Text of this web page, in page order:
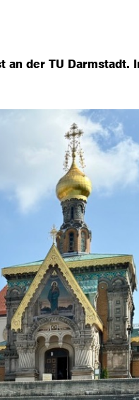
an der TU Darmstadt.